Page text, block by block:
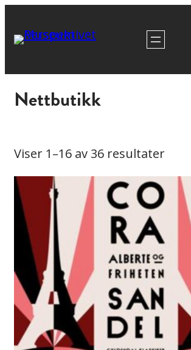
til
Nettbutikk
Viser 1–16 av 36 resultater